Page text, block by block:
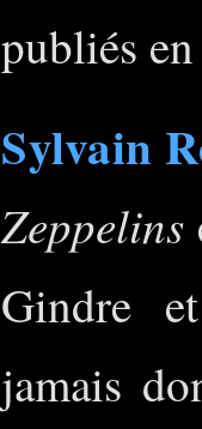
publiés
Sylvain
Zeppelins
Gindre
jamais